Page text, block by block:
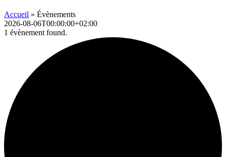
Accueil » Évènements
2026-08-06T00:00:00+02:00
1 évènement found.